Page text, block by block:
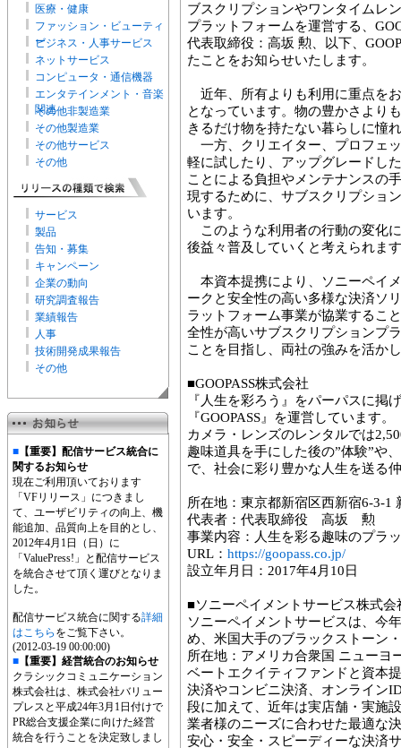
医療・健康
ファッション・ビューティ
ー
ビジネス・人事サービス
ネットサービス
コンピュータ・通信機器
エンタテインメント・音楽
関連
その他非製造業
その他製造業
その他サービス
その他
サービス
製品
告知・募集
キャンペーン
企業の動向
研究調査報告
業績報告
人事
技術開発成果報告
その他
■ 【重要】配信サービス統合に
関するお知らせ
現在ご利用頂いております
「VFリリース」につきまし
て、ユーザビリティの向上、機
能追加、品質向上を目的とし、
2012年4月1日（日）に
「ValuePress!」と配信サービス
を統合させて頂く運びとなりま
した。
配信サービス統合に関する詳細
はこちら をご覧下さい。
(2012-03-19 00:00:00)
■ 【重要】経営統合のお知らせ
クラシックコミュニケーション
株式会社は、株式会社バリュー
プレスと平成24年3月1日付けで
PR総合支援企業に向けた経営
統合を行うことを決定致しまし
ブスクリプションやワンタイムレ
プラットフォームを運営する、
代表取締役：高坂 勲、以下、
たことをお知らせいたします。
近年、所有よりも利用に重点を
となっています。物の豊かさより
きるだけ物を持たない暮らしに憧
一方、クリエイター、プロフェ
軽に試したり、アップグレードし
ことによる負担やメンテナンスの
現するために、サブスクリプショ
います。
このような利用者の行動の変化
後益々普及していくと考えられま
本資本提携により、ソニーペイ
ークと安全性の高い多様な決済ソ
ラットフォーム事業が協業するこ
全性が高いサブスクリプションプ
ことを目指し、両社の強みを活か
■GOOPASS株式会社
『人生を彩ろう』をパーパスに掲
『GOOPASS』を運営しています。
カメラ・レンズのレンタルでは
趣味道具を手にした後の”体験”や
で、社会に彩り豊かな人生を送る
所在地：東京都新宿区西新宿6-3-1
代表者：代表取締役 高坂 勲
事業内容：人生を彩る趣味のプラ
URL： https://goopass.co.jp/
設立年月日：2017年4月10日
■ソニーペイメントサービス株式会
ソニーペイメントサービスは、今
め、米国大手のブラックストーン
所在地：アメリカ合衆国 ニューヨ
ベートエクイティファンドと資本
決済やコンビニ決済、オンライン
段に加えて、近年は実店舗・実施
業者様のニーズに合わせた最適な
安心・安全・スピーディーな決済